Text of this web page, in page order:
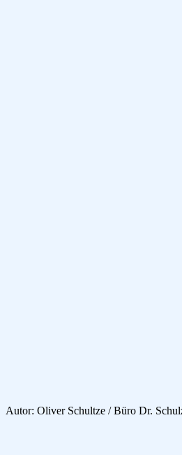
Autor: Oliver Schultze / Büro Dr.